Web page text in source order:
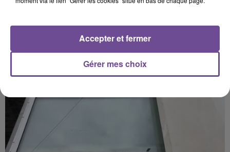
Gérer mes choix
Accepter et fermer